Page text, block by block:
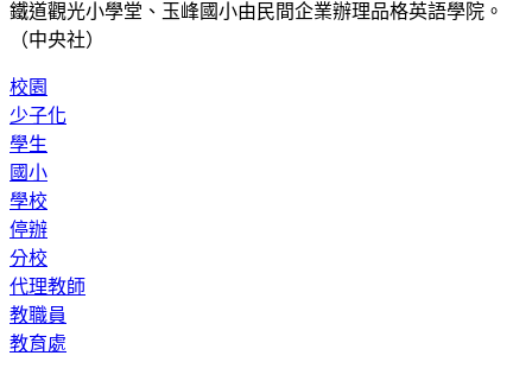
鐵道觀光小學堂、玉峰國小由民間企業辦理品格英語學院。
（中央社）
校園
少子化
學生
國小
學校
停辦
分校
代理教師
教職員
教育處